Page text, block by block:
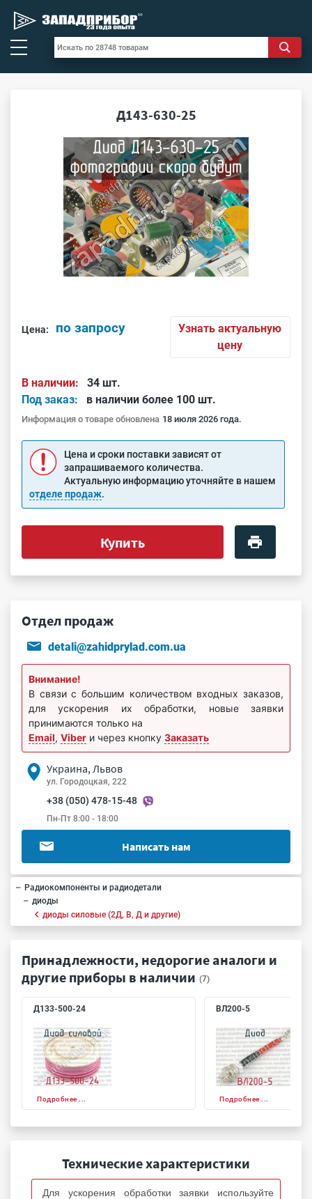
Д143-630-25
Цена: по запросу
Узнать актуальную
цену
В наличии:
34 шт.
Под заказ:
в наличии более 100 шт.
Информация о товаре обновлена 18 июля 2026 года.
Цена и сроки поставки зависят от
запрашиваемого количества.
Актуальную информацию уточняйте в нашем
отделе продаж.
Купить
Отдел продаж
detali@zahidprylad.com.ua
Внимание!
В связи с большим количеством входных заказов,
для ускорения их обработки, новые заявки
принимаются только на
Email, Viber и через кнопку Заказать
Украина, Львов
ул. Городоцкая, 222
+38 (050) 478-15-48
Пн-Пт 8:00 - 18:00
Написать нам
Радиокомпоненты и радиодетали
диоды
диоды силовые (2Д, В, Д и другие)
Принадлежности, недорогие аналоги и
другие приборы в наличии (7)
Д133-500-24
Подробнее ...
ВЛ200-5
Подробнее ...
Технические характеристики
Для ускорения обработки заявки используйте